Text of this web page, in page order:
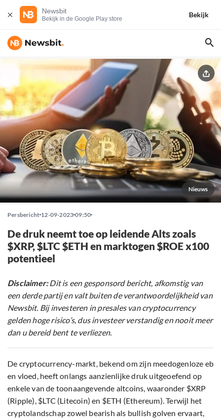
Newsbit
Bekijk in de Google Play store
Bekijk
Nieuws
Persbericht 12-09-2023 09:50
De druk neemt toe op leidende Alts zoals
$XRP, $LTC $ETH en marktogen $ROE x100
potentieel
Disclaimer:Dit is een gesponsord bericht, afkomstig van
een derde partij en valt buiten de verantwoordelijkheid van
Newsbit. Bij investeren in presales van cryptocurrency
gelden hoge risico’s, dus investeer verstandig en nooit meer
dan u bereid bent te verliezen.
De cryptocurrency-markt, bekend om zijn meedogenloze eb
en vloed, heeft onlangs aanzienlijke druk uitgeoefend op
enkele van de toonaangevende altcoins, waaronder $XRP
(Ripple), $LTC (Litecoin) en $ETH (Ethereum). Terwijl het
cryptolandschap zowel bearish als bullish golven ervaart,